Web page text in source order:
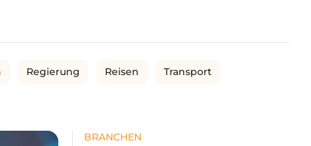
Regierung Reisen Transport
BRANCHEN